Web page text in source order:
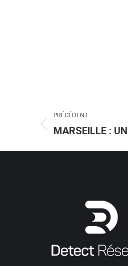
ARTICLE
PRÉCÉDENT
Article
MARSEILLE :